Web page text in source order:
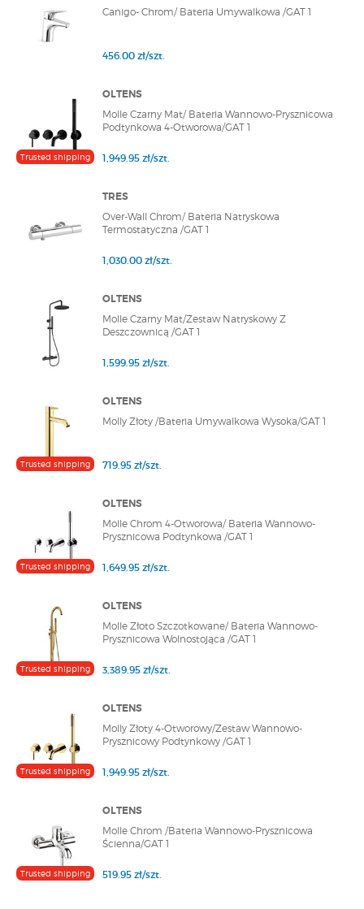
Canigo- Chrom/ Bateria Umywalkowa /GAT 1
456.00 zł/szt.
Trusted shipping
OLTENS
Molle Czarny Mat/ Bateria Wannowo-Prysznicowa
Podtynkowa 4-Otworowa/GAT 1
1,949.95 zł/szt.
TRES
Over-Wall Chrom/ Bateria Natryskowa
Termostatyczna /GAT 1
1,030.00 zł/szt.
OLTENS
Molle Czarny Mat/Zestaw Natryskowy Z
Deszczownicą /GAT 1
1,599.95 zł/szt.
Trusted shipping
OLTENS
Molly Złoty /Bateria Umywalkowa Wysoka/GAT 1
719.95 zł/szt.
Trusted shipping
OLTENS
Molle Chrom 4-Otworowa/ Bateria Wannowo-
Prysznicowa Podtynkowa /GAT 1
1,649.95 zł/szt.
Trusted shipping
OLTENS
Molle Złoto Szczotkowane/ Bateria Wannowo-
Prysznicowa Wolnostojąca /GAT 1
3,389.95 zł/szt.
Trusted shipping
OLTENS
Molly Złoty 4-Otworowy/Zestaw Wannowo-
Prysznicowy Podtynkowy /GAT 1
1,949.95 zł/szt.
Trusted shipping
OLTENS
Molle Chrom /Bateria Wannowo-Prysznicowa
Ścienna/GAT 1
519.95 zł/szt.